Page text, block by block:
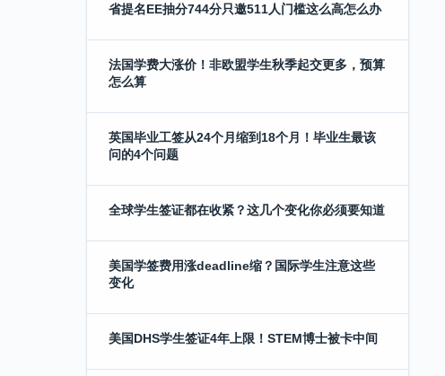
省提名EE抽分744分只邀511人门槛这么高怎么办
法国学费大涨价！非欧盟学生秋季起交更多，预算
怎么算
英国毕业工签从24个月缩到18个月！毕业生最该
问的4个问题
全球学生签证都在收紧？这几个变化你必须要知道
美国学签费用涨deadline缩？国际学生注意这些
变化
美国DHS学生签证4年上限！STEM博士被卡中间